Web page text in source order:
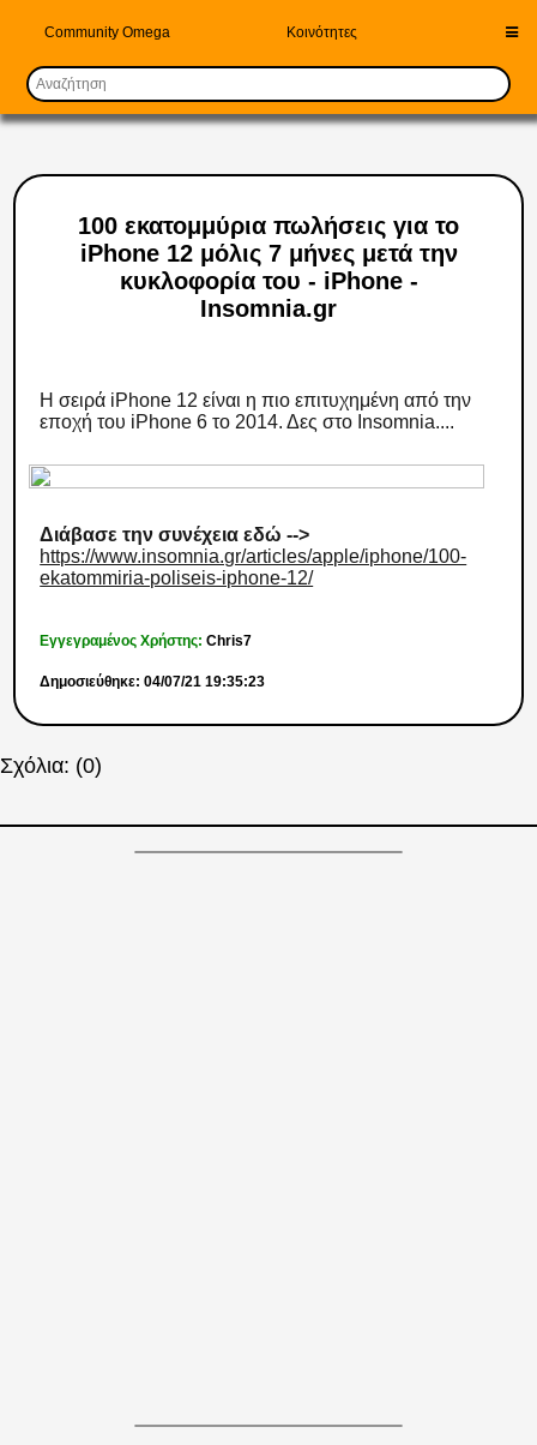
Community Omega Κοινότητες
100 εκατομμύρια πωλήσεις για το
iPhone 12 μόλις 7 μήνες μετά την
κυκλοφορία του - iPhone -
Insomnia.gr
Η σειρά iPhone 12 είναι η πιο επιτυχημένη από την
εποχή του iPhone 6 το 2014. Δες στο Insomnia....
Διάβασε την συνέχεια εδώ -->
https://www.insomnia.gr/articles/apple/iphone/100-
ekatommiria-poliseis-iphone-12/
Εγγεγραμένος Χρήστης:Chris7
Δημοσιεύθηκε: 04/07/21 19:35:23
Σχόλια: (0)